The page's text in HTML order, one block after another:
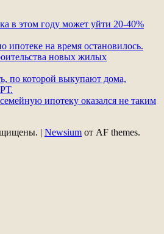
в этом году может уйти 20-40%
ипотеке на время остановилось.
новых жилых
по которой выкупают дома,
ипотеку оказался не таким
| Newsium от AF themes.